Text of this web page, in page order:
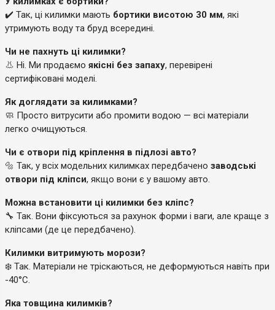
✔️ Так, ці килимки мають бортики висотою 30 мм, які
утримують воду та бруд всередині.
Чи не пахнуть ці килимки?
👃 Ні. Ми продаємо якісні без запаху, перевірені
сертифіковані моделі.
Як доглядати за килимками?
🧼 Просто витрусити або промити водою — всі матеріали
легко очищуються.
Чи є отвори під кріплення в підлозі авто?
🔩 Так, у всіх модельних килимках передбачено заводські
отвори під кліпси, якщо вони є у вашому авто.
Можна встановити ці килимки без кліпс?
🔧 Так. Вони фіксуються за рахунок форми і ваги, але краще з
кліпсами (де це передбачено).
Килимки витримують морози?
❄️ Так. Матеріали не тріскаються, не деформуються навіть при
-40°C.
Яка товщина килимків?